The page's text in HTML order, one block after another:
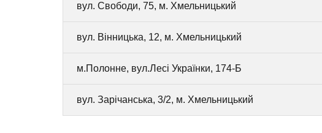
вул. Свободи, 75, м. Хмельницький
вул. Вінницька, 12, м. Хмельницький
м.Полонне, вул.Лесі Українки, 174-Б
вул. Зарічанська, 3/2, м. Хмельницький